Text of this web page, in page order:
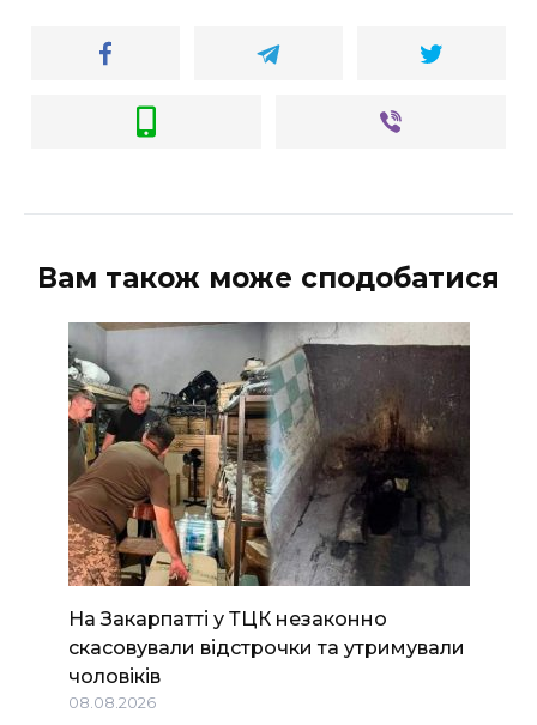
Вам також може сподобатися
На Закарпатті у ТЦК незаконно
скасовували відстрочки та утримували
чоловіків
08.08.2026